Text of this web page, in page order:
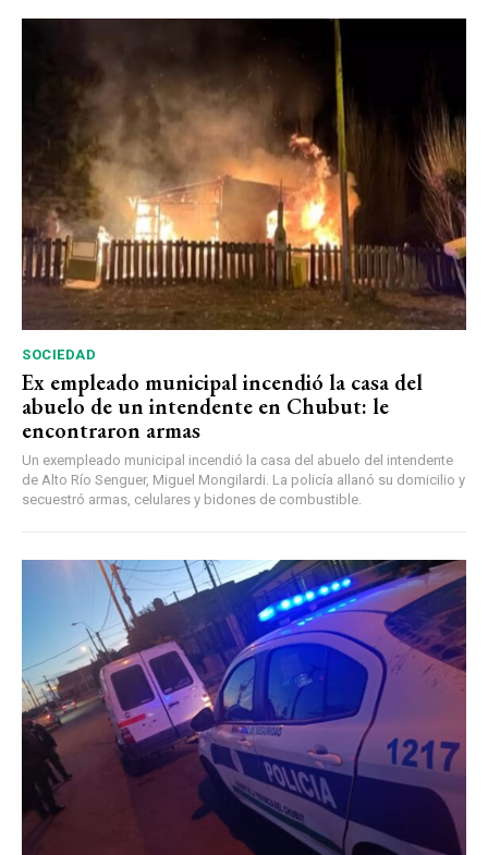
SOCIEDAD
Ex empleado municipal incendió la casa del
abuelo de un intendente en Chubut: le
encontraron armas
Un exempleado municipal incendió la casa del abuelo del intendente
de Alto Río Senguer, Miguel Mongilardi. La policía allanó su domicilio y
secuestró armas, celulares y bidones de combustible.